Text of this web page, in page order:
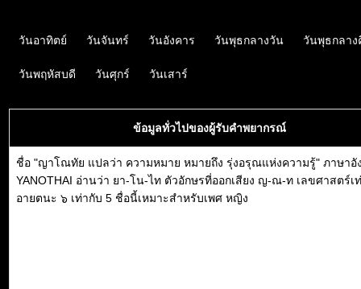
วันอาทิตย์ วันจันทร์ วันอังคาร วันพุธกลางวัน วันพุธกลา
วันพฤหัสบดี วันศุกร์ วันเสาร์
ข้อมูลทั่วไปของผู้รับคำพยากรณ์
ชื่อ "ญาโณทัย แปลว่า ความหมาย หมายถึง รุ่งอรุณแห่งความรู้" ภาษาอั
YANOTHAI อ่านว่า ยา-โน-ไท ตัวอักษรที่ออกเสียง ญ-ณ-ท เลขศาสตร์เ
อายตนะ ๖ เท่ากับ 5 ชื่อนี้เหมาะสำหรับเพศ หญิง